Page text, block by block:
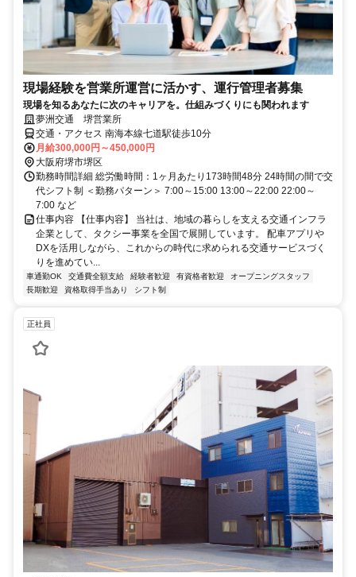
現場経験を営業所運営に活かす、運行管理者募集
現場を知るあなたに次のキャリアを。仕組みづくりにも関われます
夢洲交通 堺営業所
交通・アクセス 南海本線七道駅徒歩10分
月給300,000円～450,000円
大阪府堺市堺区
勤務時間詳細 総労働時間：1ヶ月あたり173時間48分 24時間の間で交
代シフト制 ＜勤務パターン＞ 7:00～15:00 13:00～22:00 22:00～
7:00 など
仕事内容 【仕事内容】 当社は、地域の暮らしを支える交通インフラ
企業として、タクシー事業を全国で展開しています。 配車アプリや
DXを活用しながら、これからの時代に求められる交通サービスづく
りを進めてい...
車通勤OK 交通費全額支給 経験者歓迎 有資格者歓迎
オープニングスタッフ
長期歓迎
資格取得手当あり シフト制
正社員